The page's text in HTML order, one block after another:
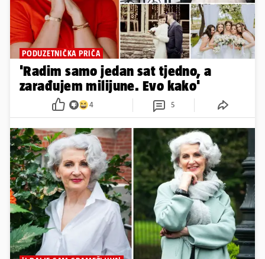
PODUZETNIČKA PRIČA
'Radim samo jedan sat tjedno, a
zarađujem milijune. Evo kako'
4 5